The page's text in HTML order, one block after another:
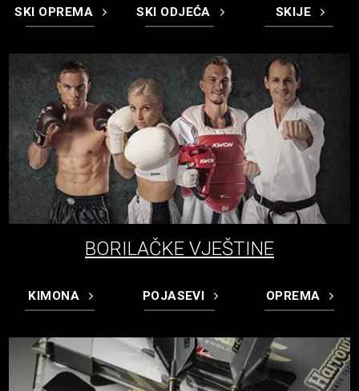
SKI OPREMA SKI ODJEĆA SKIJE
BORILAČKE VJEŠTINE
KIMONA POJASEVI OPREMA